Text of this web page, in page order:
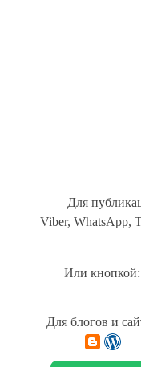
Для
Viber, WhatsApp,
Или кнопкой:
Для блогов и